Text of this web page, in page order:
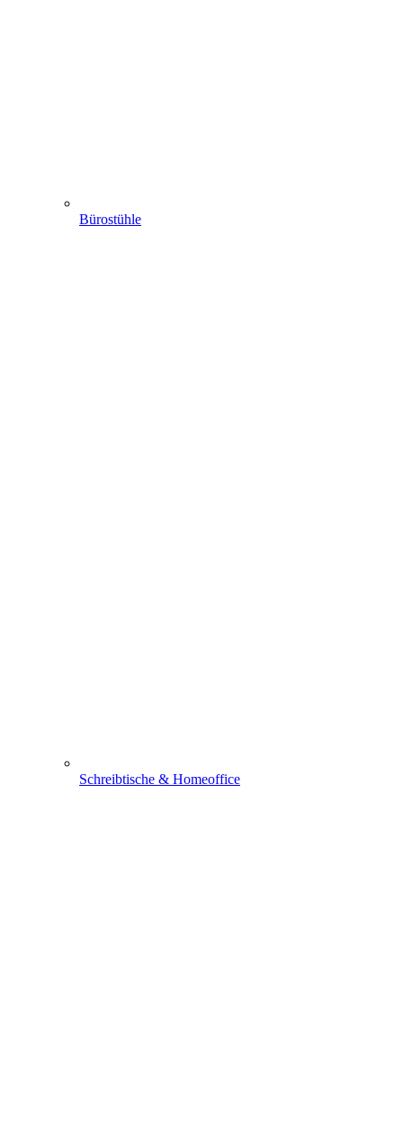
Bürostühle
Schreibtische & Homeoffice